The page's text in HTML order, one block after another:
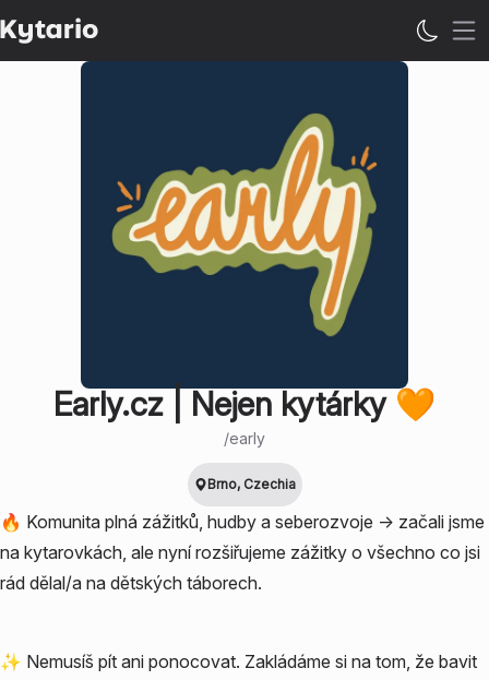
Early.cz | Nejen kytárky 🧡
/early
Brno, Czechia
🔥 Komunita plná zážitků, hudby a seberozvoje -> začali jsme
na kytarovkách, ale nyní rozšiřujeme zážitky o všechno co jsi
rád dělal/a na dětských táborech.
✨ Nemusíš pít ani ponocovat. Zakládáme si na tom, že bavit